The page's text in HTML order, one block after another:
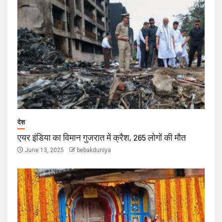
देश
एयर इंडिया का विमान गुजरात में क्रैश, 265 लोगों की मौत
June 13, 2025 bebakduniya